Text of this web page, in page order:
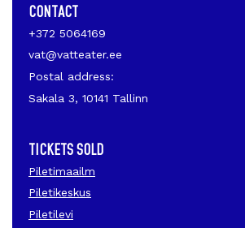
CONTACT
+372 5064169
vat@vatteater.ee
Postal address:
Sakala 3, 10141 Tallinn
TICKETS SOLD
Piletimaailm
Piletikeskus
Piletilevi